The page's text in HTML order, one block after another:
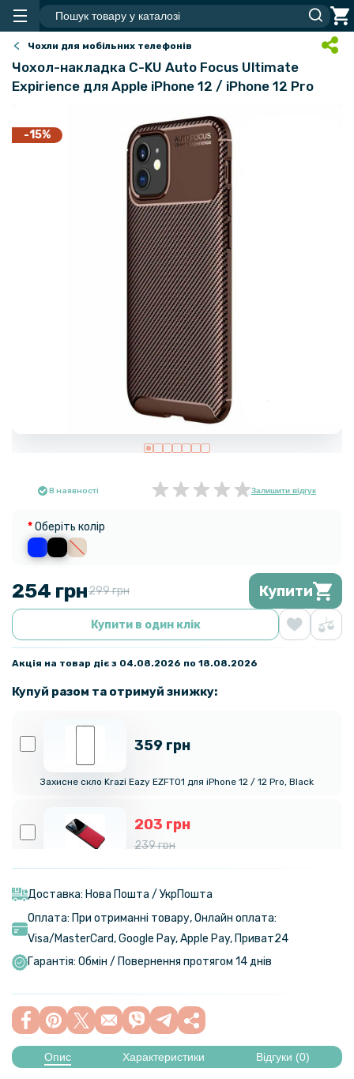
Чохли для мобільних телефонів
Чохол-накладка C-KU Auto Focus Ultimate
Expirience для Apple iPhone 12 / iPhone 12 Pro
-15%
В наявності Залишити відгук
Оберіть колір
254 грн299 грн Купити
Купити в один клік
Акція на товар діє з 04.08.2026 по 18.08.2026
Купуй разом та отримуй знижку:
359 грн
Захисне скло Krazi Eazy EZFT01 для iPhone 12 / 12 Pro, Black
203 грн
239 грн
Чохол-накладка Epik Delicate для Apple iPhone 12 / 12 Pro
59 грн
129 грн
Захисне скло Tempered Glass 0,3mm 2.5D на камеру для Apple
iPhone 12, Transparent
239 грн
299 грн
Чохол - накладка Ricco Phantom Shield для Xiaomi Poco X6 Pro /
Redmi K70E із захистом при падінні
Доставка: Нова Пошта / УкрПошта
Оплата: При отриманні товару, Онлайн оплата:
Visa/MasterСard, Google Pay, Apple Pay, Приват24
Гарантія: Обмін / Повернення протягом 14 днів
Опис Характеристики Відгуки (0)